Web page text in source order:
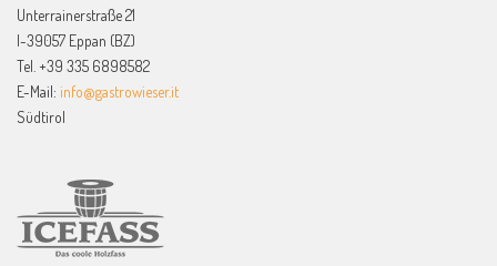
Unterrainerstraße 21
I-39057 Eppan (BZ)
Tel. +39 335 6898582
E-Mail: info@gastrowieser.it
Südtirol